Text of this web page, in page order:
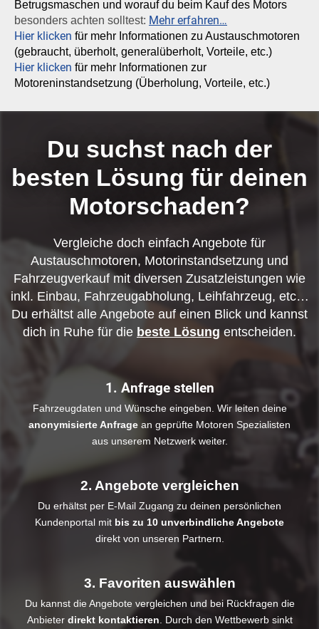
Betrugsmaschen und worauf du beim Kauf des Motors
besonders achten solltest: Mehr erfahren…
Hier klicken für mehr Informationen zu Austauschmotoren
(gebraucht, überholt, generalüberholt, Vorteile, etc.)
Hier klicken für mehr Informationen zur
Motoreninstandsetzung (Überholung, Vorteile, etc.)
Du suchst nach der
besten Lösung für deinen
Motorschaden?
Vergleiche doch einfach Angebote für
Austauschmotoren, Motorinstandsetzung und
Fahrzeugverkauf mit diversen Zusatzleistungen wie
inkl. Einbau, Fahrzeugabholung, Leihfahrzeug, etc…
Du erhältst alle Angebote auf einen Blick und kannst
dich in Ruhe für die beste Lösung entscheiden.
1. Anfrage stellen
Fahrzeugdaten und Wünsche eingeben. Wir leiten deine
anonymisierte Anfrage an geprüfte Motoren Spezialisten
aus unserem Netzwerk weiter.
2. Angebote vergleichen
Du erhältst per E-Mail Zugang zu deinen persönlichen
Kundenportal mit bis zu 10 unverbindliche Angebote
direkt von unseren Partnern.
3. Favoriten auswählen
Du kannst die Angebote vergleichen und bei Rückfragen die
Anbieter direkt kontaktieren. Durch den Wettbewerb sinkt